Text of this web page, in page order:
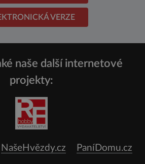
VERZE
naše další internetové
projekty:
NašeHvězdy.cz PaníDomu.cz